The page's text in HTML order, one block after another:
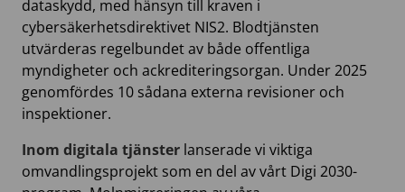
dataskydd, med hänsyn till kraven i
cybersäkerhetsdirektivet NIS2. Blodtjänsten
utvärderas regelbundet av både offentliga
myndigheter och ackrediteringsorgan. Under 2025
genomfördes 10 sådana externa revisioner och
inspektioner.
Inom digitala tjänster lanserade vi viktiga
omvandlingsprojekt som en del av vårt Digi 2030-